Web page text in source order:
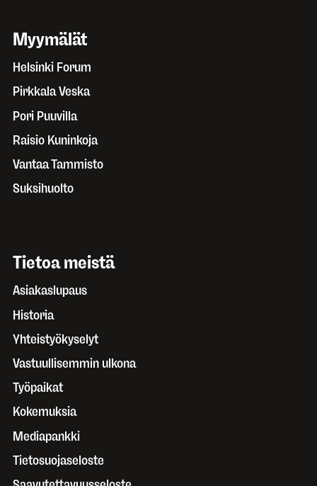
Myymälät
Helsinki Forum
Pirkkala Veska
Pori Puuvilla
Raisio Kuninkoja
Vantaa Tammisto
Suksihuolto
Tietoa meistä
Asiakaslupaus
Historia
Yhteistyökyselyt
Vastuullisemmin ulkona
Työpaikat
Kokemuksia
Mediapankki
Tietosuojaseloste